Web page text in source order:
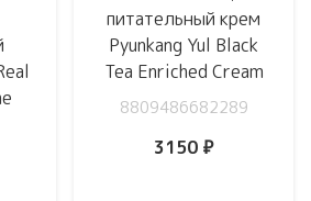
питательный крем
Pyunkang Yul Black
Tea Enriched Cream
8809486682289
3150 ₽